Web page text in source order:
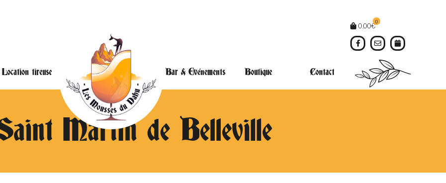
Location tireuse Bar & Evénements Boutique Contact
0
0,00€
Martin de Belleville